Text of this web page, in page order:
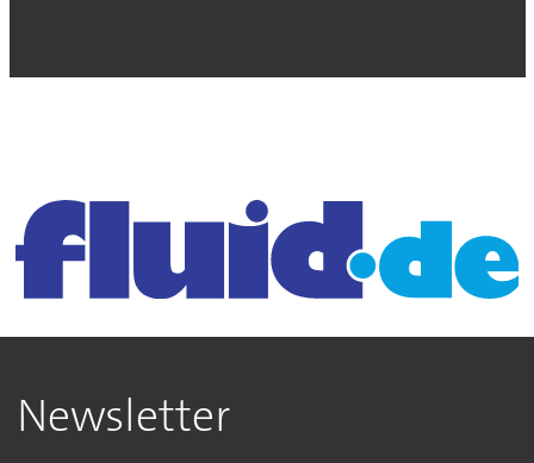
Newsletter